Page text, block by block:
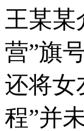
王某某
营”旗
还将女
程”并